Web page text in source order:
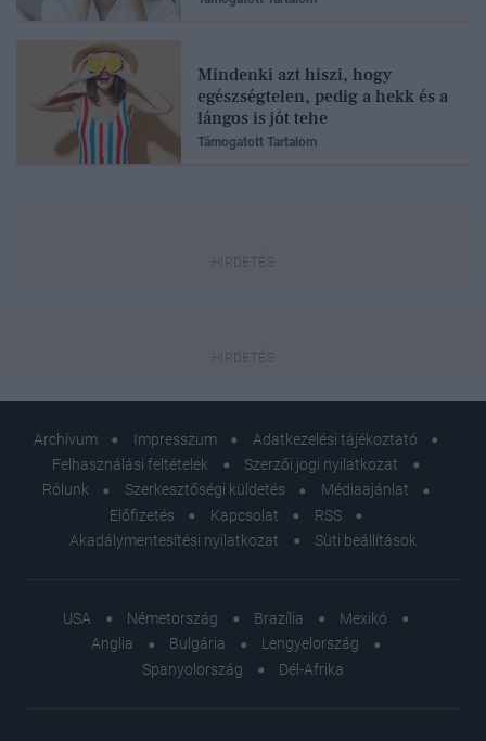
Mindenki azt hiszi, hogy
egészségtelen, pedig a hekk és a
lángos is jót tehe
Támogatott Tartalom
Archívum Impresszum
Adatkezelési tájékoztató
Felhasználási feltételek
Szerzői jogi nyilatkozat
Rólunk
Szerkesztőségi küldetés
Médiaajánlat
Előfizetés
Kapcsolat
RSS
Akadálymentesítési nyilatkozat
Süti beállítások
USA Németország Brazília
Mexikó
Anglia
Bulgária
Lengyelország
Spanyolország
Dél-Afrika